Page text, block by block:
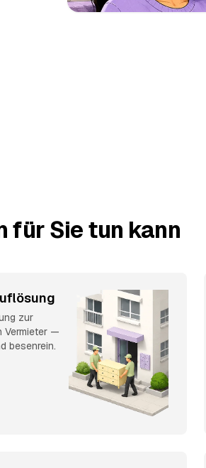
für Sie tun kann
zur
Vermieter —
besenrein.